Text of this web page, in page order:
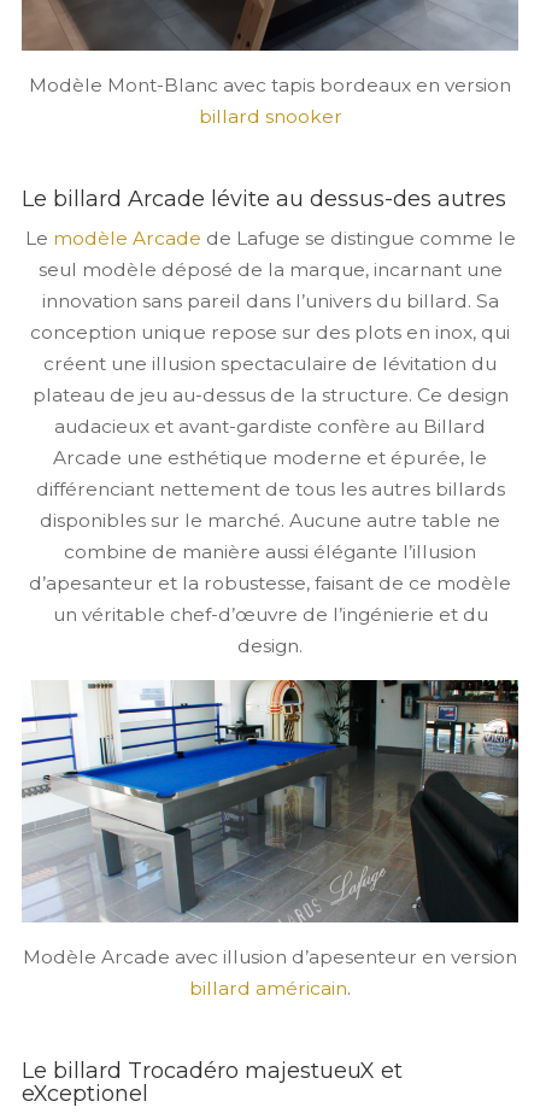
Modèle Mont-Blanc avec tapis bordeaux en version
billard snooker
Le billard Arcade lévite au dessus-des autres
Le modèle Arcade de Lafuge se distingue comme le
seul modèle déposé de la marque, incarnant une
innovation sans pareil dans l’univers du billard. Sa
conception unique repose sur des plots en inox, qui
créent une illusion spectaculaire de lévitation du
plateau de jeu au-dessus de la structure. Ce design
audacieux et avant-gardiste confère au Billard
Arcade une esthétique moderne et épurée, le
différenciant nettement de tous les autres billards
disponibles sur le marché. Aucune autre table ne
combine de manière aussi élégante l’illusion
d’apesanteur et la robustesse, faisant de ce modèle
un véritable chef-d’œuvre de l’ingénierie et du
design.
Modèle Arcade avec illusion d’apesenteur en version
billard américain.
Le billard Trocadéro majestueuX et
eXceptionel